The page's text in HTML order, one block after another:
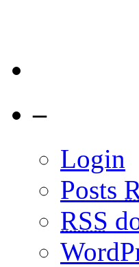
–
Login
Posts
RSS